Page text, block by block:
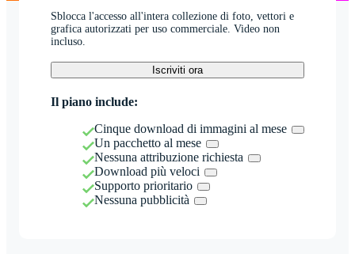
Sblocca l'accesso all'intera collezione di foto, vettori e
grafica autorizzati per uso commerciale. Video non
incluso.
Iscriviti ora
Il piano include:
Cinque download di immagini al mese
Un pacchetto al mese
Nessuna attribuzione richiesta
Download più veloci
Supporto prioritario
Nessuna pubblicità